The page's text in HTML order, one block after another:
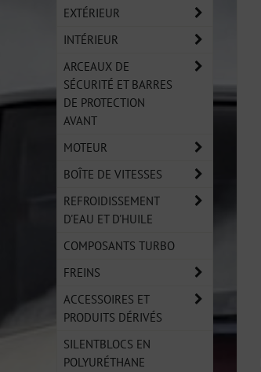
EXTÉRIEUR
INTÉRIEUR
ARCEAUX DE
SÉCURITÉ ET BARRES
DE PROTECTION
AVANT
MOTEUR
BOÎTE DE VITESSES
REFROIDISSEMENT
D'EAU ET D'HUILE
COMPOSANTS TURBO
FREINS
ACCESSOIRES ET
PRODUITS DÉRIVÉS
SILENTBLOCS EN
POLYURÉTHANE